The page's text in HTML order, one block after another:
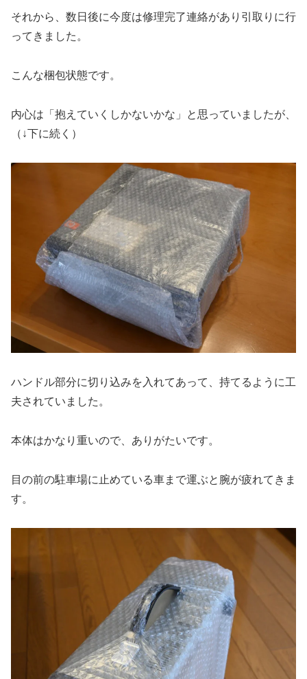
それから、数日後に今度は修理完了連絡があり引取りに行
ってきました。
こんな梱包状態です。
内心は「抱えていくしかないかな」と思っていましたが、
（↓下に続く）
ハンドル部分に切り込みを入れてあって、持てるように工
夫されていました。
本体はかなり重いので、ありがたいです。
目の前の駐車場に止めている車まで運ぶと腕が疲れてきま
す。